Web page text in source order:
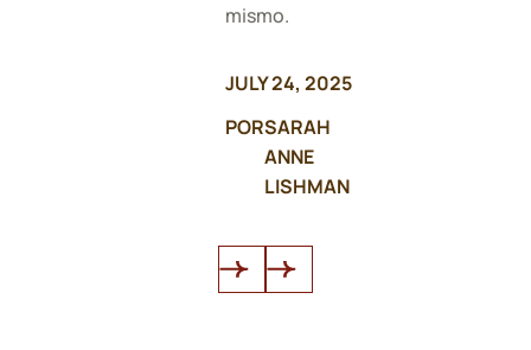
mismo.
JULY 24, 2025
PORSARAH
ANNE
LISHMAN